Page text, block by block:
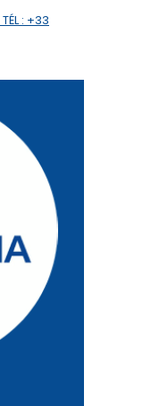
TÉL : +33